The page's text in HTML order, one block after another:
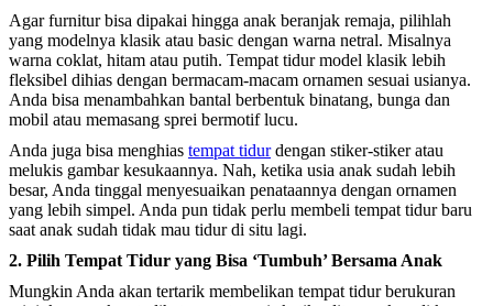
Agar furnitur bisa dipakai hingga anak beranjak remaja, pilihlah
yang modelnya klasik atau basic dengan warna netral. Misalnya
warna coklat, hitam atau putih. Tempat tidur model klasik lebih
fleksibel dihias dengan bermacam-macam ornamen sesuai usianya.
Anda bisa menambahkan bantal berbentuk binatang, bunga dan
mobil atau memasang sprei bermotif lucu.
Anda juga bisa menghias tempat tidurdengan stiker-stiker atau
melukis gambar kesukaannya. Nah, ketika usia anak sudah lebih
besar, Anda tinggal menyesuaikan penataannya dengan ornamen
yang lebih simpel. Anda pun tidak perlu membeli tempat tidur baru
saat anak sudah tidak mau tidur di situ lagi.
2. Pilih Tempat Tidur yang Bisa ‘Tumbuh’ Bersama Anak
Mungkin Anda akan tertarik membelikan tempat tidur berukuran